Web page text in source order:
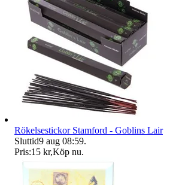
Rökelsestickor Stamford - Goblins Lair
Sluttid9 aug 08:59.
Pris:15 kr,Köp nu.